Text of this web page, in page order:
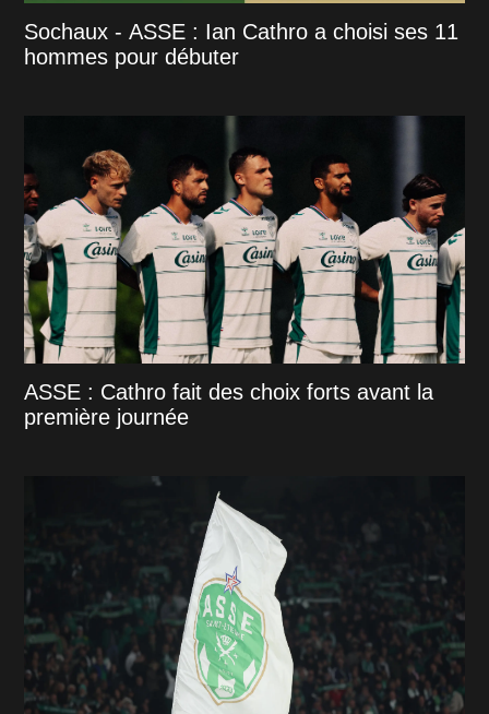
Sochaux - ASSE : Ian Cathro a choisi ses 11
hommes pour débuter
ASSE : Cathro fait des choix forts avant la
première journée